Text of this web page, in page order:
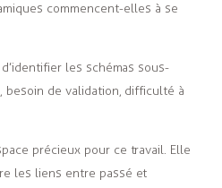
commencent-elles à se
les schémas sous-
besoin de validation, difficulté à
précieux pour ce travail. Elle
les liens entre passé et